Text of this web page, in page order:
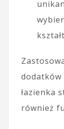
dodatków
łazienka
również